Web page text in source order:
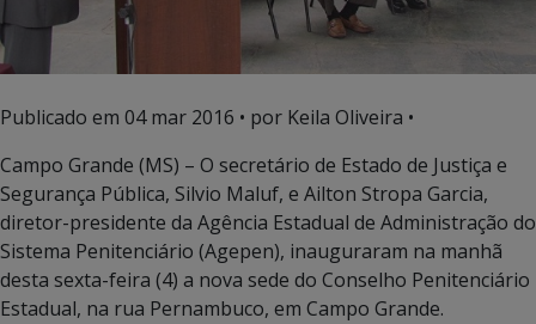
Publicado em 04 mar 2016 • por Keila Oliveira •
Campo Grande (MS) – O secretário de Estado de Justiça e
Segurança Pública, Silvio Maluf, e Ailton Stropa Garcia,
diretor-presidente da Agência Estadual de Administração do
Sistema Penitenciário (Agepen), inauguraram na manhã
desta sexta-feira (4) a nova sede do Conselho Penitenciário
Estadual, na rua Pernambuco, em Campo Grande.